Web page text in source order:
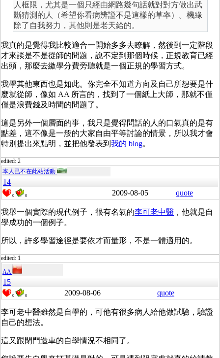
人框限，尤其是一個只經由網路幾句話就對對方做出武
斷猜測的人（希望你看病辨證不是這樣的草率）。機緣
除了自我努力，其他則是老天給的。
我真的是覺得我比較適合一開始多多去瞭解，然後到一定階段
才來談是不是從師的問題，說不定到那個時候，正規教育已經
出頭，那麼去繳學分費旁聽就是一個正規的學習方式。
我學其他東西也是如此。你完全不知道方向及自己所想要是什
麼就從師，像如 AA 所言的，找到了一個紙上大師，那就不僅
僅是浪費錢及時間的問題了。
這是另外一個層面的事，我只是覺得問話的人的口氣真的是有
點差，這不像是一般的大家自由平等討論的情景，所以我才會
特別提出來點明，並把他發表到 我的 blog。
edited: 2
本人已不在此站活動
14
0 0 2009-08-05 quote
我舉一個實際的現代例子，很有名氣的李可老中醫 ，他就是自
學成功的一個例子。
所以，許多學習途徑是要依才而量形，不是一體適用的。
edited: 1
AA
15
0 0 2009-08-06 quote
李可老中醫雖然是自學的，可他有很多病人給他做試驗，驗證
自己的想法。
這又跟閉門造車的自學情況不相同了。